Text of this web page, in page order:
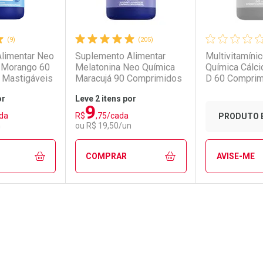
Desconto
Desconto
Ativar Desconto
Comprar sem Desconto
Comprar 2 unidades
Por R$ 14,95/cada
Comprar sem Desconto
Ativar
Comprar
Comprar 2
Por R$
Comprar
(9)
Neo
60
(205)
Suplemento Alimentar
Melatonina Neo Química
Maracujá 90 Comprimidos
Leve 2 itens por
R$9,75/cada
ou R$ 19,50/un
COMPRAR
Química
D 60
PRODUTO
AVISE-ME